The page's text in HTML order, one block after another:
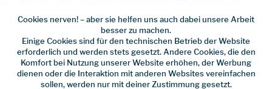
330,00 € *
inkl. MwSt. / Versandkostenfrei!
Farbe
Größe
Cookies nerven! – aber sie helfen uns auch dabei unsere Arbeit
besser zu machen.
Einige Cookies sind für den technischen Betrieb der Website
erforderlich und werden stets gesetzt. Andere Cookies, die den
Komfort bei Nutzung unserer Website erhöhen, der Werbung
dienen oder die Interaktion mit anderen Websites vereinfachen
sollen, werden nur mit deiner Zustimmung gesetzt.